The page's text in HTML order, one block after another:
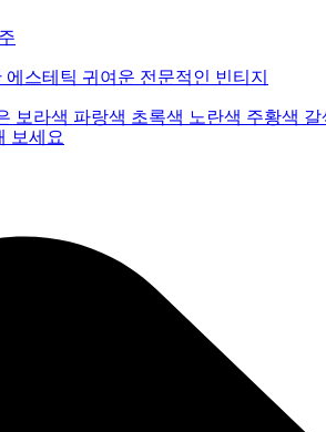
에스테틱 귀여운 전문적인 빈티지
보라색 파랑색 초록색 노란색 주황색
보세요